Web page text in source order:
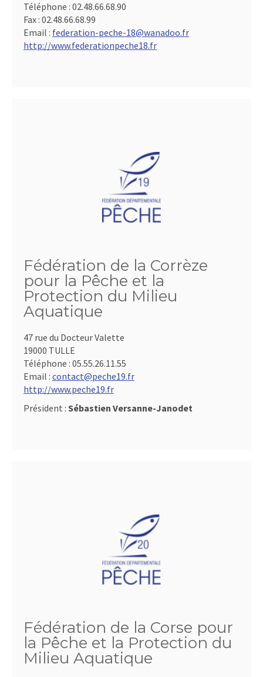
Téléphone : 02.48.66.68.90
Fax : 02.48.66.68.99
Email : federation-peche-18@wanadoo.fr
http://www.federationpeche18.fr
Fédération de la Corrèze
pour la Pêche et la
Protection du Milieu
Aquatique
47 rue du Docteur Valette
19000 TULLE
Téléphone : 05.55.26.11.55
Email : contact@peche19.fr
http://www.peche19.fr
Président : Sébastien Versanne-Janodet
Fédération de la Corse pour
la Pêche et la Protection du
Milieu Aquatique